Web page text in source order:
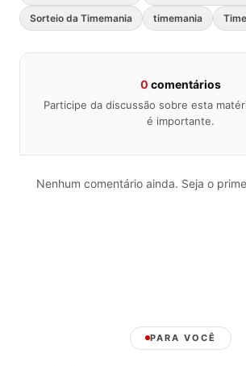
Sorteio da Timemania timemania
0 comentários
Participe da discussão sobre esta
é importante.
Nenhum comentário ainda. Seja o
PARA VOCÊ